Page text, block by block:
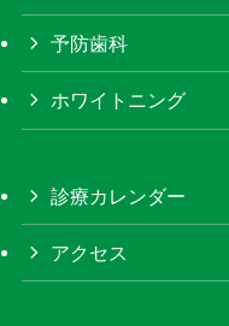
予防歯科
ホワイトニング
診療カレンダー
アクセス